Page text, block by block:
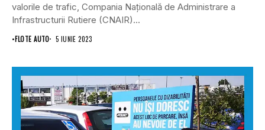
valorile de trafic, Compania Națională de Administrare a
Infrastructurii Rutiere (CNAIR)...
•FLOTE AUTO 5 IUNIE 2023